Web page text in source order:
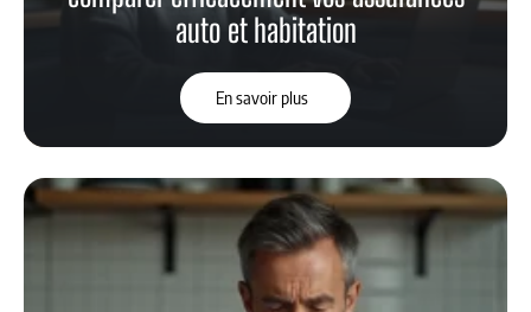
auto et habitation
En savoir plus